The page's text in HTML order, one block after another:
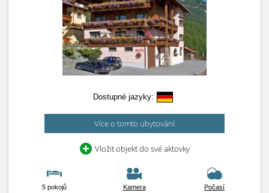
Dostupné jazyky:
Více o tomto ubytování
Vložit objekt do své aktovky
5 pokojů Kamera Počasí